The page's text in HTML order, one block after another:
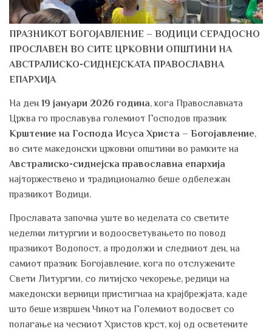
ПРАЗНИКОТ БОГОЈАВЛЕНИЕ – ВОДИЦИ СЕРАДОСНО
ПРОСЛАВЕН ВО СИТЕ ЦРКОВНИ ОПШТИНИ НА
АВСТРАЛИСКО-СИДНЕЈСКАТА ПРАВОСЛАВНА
ЕПАРХИЈА
На ден19 јануари 2026 година, кога Православната
Црква го прославува големиот Господов празник
Крштение на Господа Исуса Христа – Богојавление,
во сите македонски црковни општини во рамките на
Австралиско-сиднејска православна епархија
најторжествено и традиционално беше одбележан
празникот Водици.
Прославата започна уште во неделата со светите
неделни литургии и водоосветувањето по повод
празникот Водопост, а продолжи и следниот ден, на
самиот празник Богојавление, кога по отслужените
Свети Литургии, со литијско чекорење, редици на
македонски верници пристигнаа на крајбрежјата, каде
што беше извршен Чинот на Големиот водосвет со
полагање на чесниот Христов крст, кој од осветените